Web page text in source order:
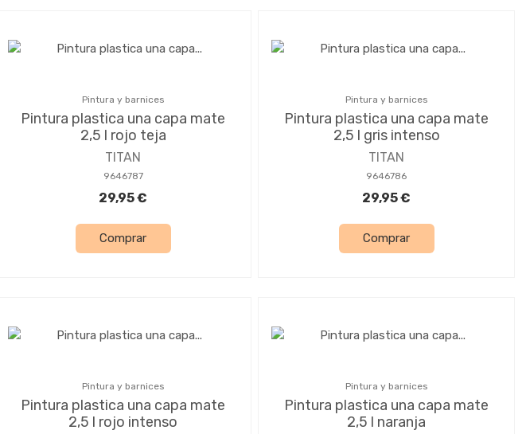
Pintura y barnices
Pintura plastica una capa mate
2,5 l rojo teja
TITAN
9646787
29,95 €
Comprar
Pintura y barnices
Pintura plastica una capa mate
2,5 l gris intenso
TITAN
9646786
29,95 €
Comprar
Pintura y barnices
Pintura plastica una capa mate
2,5 l rojo intenso
Pintura y barnices
Pintura plastica una capa mate
2,5 l naranja